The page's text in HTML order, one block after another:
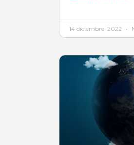
14 diciembre, 2022